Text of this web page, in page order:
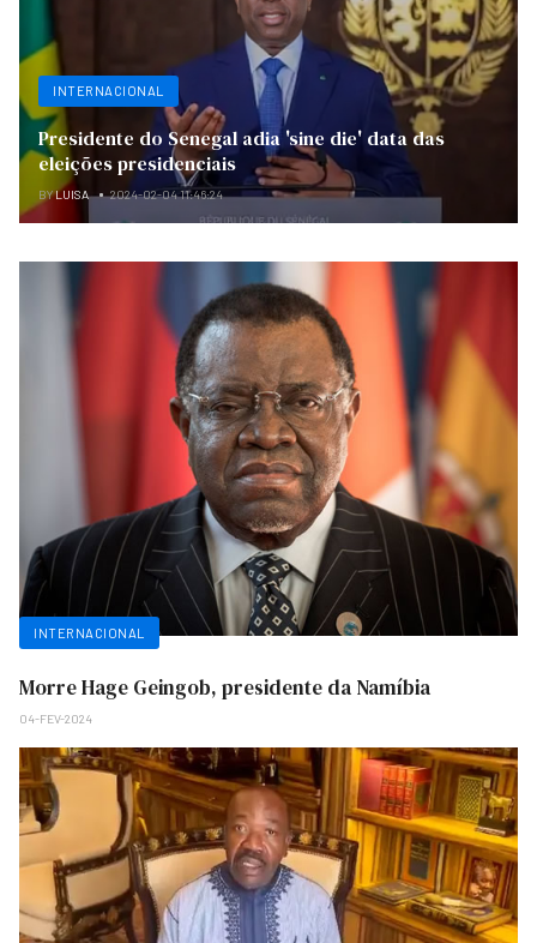
INTERNACIONAL
Presidente do Senegal adia 'sine die' data das
eleições presidenciais
BYLUISA 2024-02-04 11:46:24
INTERNACIONAL
Morre Hage Geingob, presidente da Namíbia
04-FEV-2024